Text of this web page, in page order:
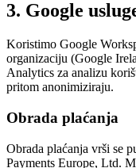
3. Google
Koristimo Google
organizaciju (Google
Analytics za analizu
pritom anonimiziraju.
Obrada plaćanja
Obrada plaćanja vrši se
Payments Europe, Ltd.